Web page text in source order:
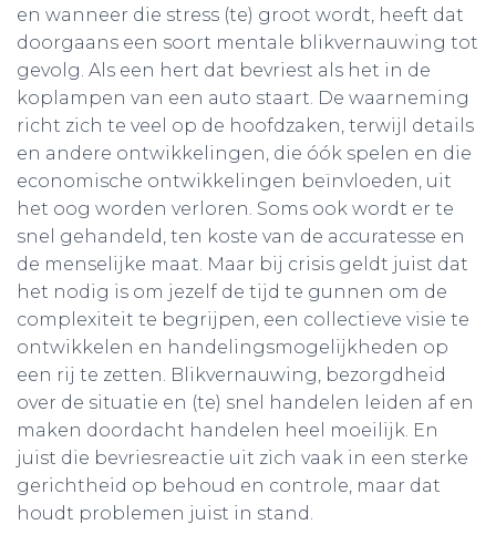
en wanneer die stress (te) groot wordt, heeft dat
doorgaans een soort mentale blikvernauwing tot
gevolg. Als een hert dat bevriest als het in de
koplampen van een auto staart. De waarneming
richt zich te veel op de hoofdzaken, terwijl details
en andere ontwikkelingen, die óók spelen en die
economische ontwikkelingen beïnvloeden, uit
het oog worden verloren. Soms ook wordt er te
snel gehandeld, ten koste van de accuratesse en
de menselijke maat. Maar bij crisis geldt juist dat
het nodig is om jezelf de tijd te gunnen om de
complexiteit te begrijpen, een collectieve visie te
ontwikkelen en handelingsmogelijkheden op
een rij te zetten. Blikvernauwing, bezorgdheid
over de situatie en (te) snel handelen leiden af en
maken doordacht handelen heel moeilijk. En
juist die bevriesreactie uit zich vaak in een sterke
gerichtheid op behoud en controle, maar dat
houdt problemen juist in stand.